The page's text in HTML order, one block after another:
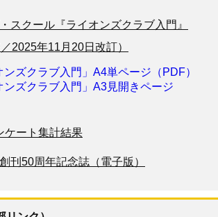
スクール『ライオンズクラブ入門』
／2025年11月20日改訂）
ンズクラブ入門」A4単ページ（PDF）
ンズクラブ入門」A3見開きページ
ケート集計結果
刊50周年記念誌（電子版）